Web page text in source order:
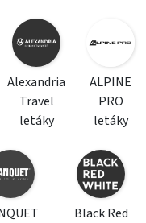
Alexandria
Travel
letáky
ALPINE
PRO
letáky
Black Red